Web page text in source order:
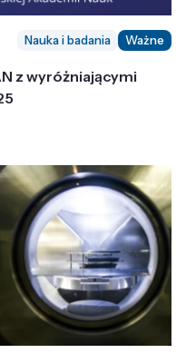
Nauka i badania Ważne
z wyróżniającymi